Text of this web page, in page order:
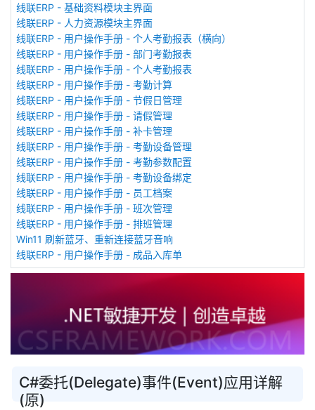
线联ERP - 基础资料模块主界面
线联ERP - 人力资源模块主界面
线联ERP - 用户操作手册 - 个人考勤报表（横向）
线联ERP - 用户操作手册 - 部门考勤报表
线联ERP - 用户操作手册 - 个人考勤报表
线联ERP - 用户操作手册 - 考勤计算
线联ERP - 用户操作手册 - 节假日管理
线联ERP - 用户操作手册 - 请假管理
线联ERP - 用户操作手册 - 补卡管理
线联ERP - 用户操作手册 - 考勤设备管理
线联ERP - 用户操作手册 - 考勤参数配置
线联ERP - 用户操作手册 - 考勤设备绑定
线联ERP - 用户操作手册 - 员工档案
线联ERP - 用户操作手册 - 班次管理
线联ERP - 用户操作手册 - 排班管理
Win11 刷新蓝牙、重新连接蓝牙音响
线联ERP - 用户操作手册 - 成品入库单
C#委托(Delegate)事件(Event)应用详解
(原)